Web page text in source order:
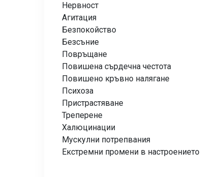
Нервност
Агитация
Безпокойство
Безсъние
Повръщане
Повишена сърдечна честота
Повишено кръвно налягане
Психоза
Пристрастяване
Треперене
Халюцинации
Мускулни потрепвания
Екстремни промени в настроението